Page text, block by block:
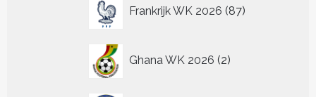
Frankrijk WK 2026 87
producten
Ghana WK 2026 2
producten